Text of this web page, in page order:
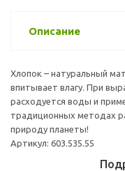
Описание
Хлопок – натуральный
впитывает влагу. При
расходуется воды и
традиционных методах
природу планеты!
Артикул: 603.535.55